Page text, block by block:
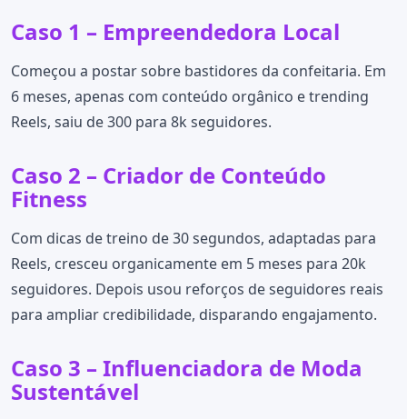
Caso 1 – Empreendedora Local
Começou a postar sobre bastidores da confeitaria. Em
6 meses, apenas com conteúdo orgânico e trending
Reels, saiu de 300 para 8k seguidores.
Caso 2 – Criador de Conteúdo
Fitness
Com dicas de treino de 30 segundos, adaptadas para
Reels, cresceu organicamente em 5 meses para 20k
seguidores. Depois usou reforços de seguidores reais
para ampliar credibilidade, disparando engajamento.
Caso 3 – Influenciadora de Moda
Sustentável